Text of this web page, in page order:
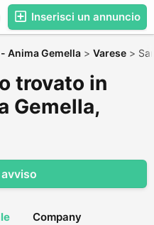
Inserisci un annuncio
Anima Gemella > Varese >
trovato in
Gemella,
Company